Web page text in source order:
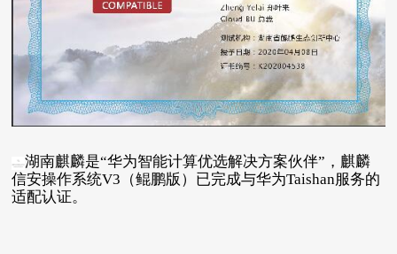
湖南麒麟是“华为智能计算优选解决方案伙伴”，麒麟
信安操作系统V3（鲲鹏版）已完成与华为Taishan服务的
适配认证。